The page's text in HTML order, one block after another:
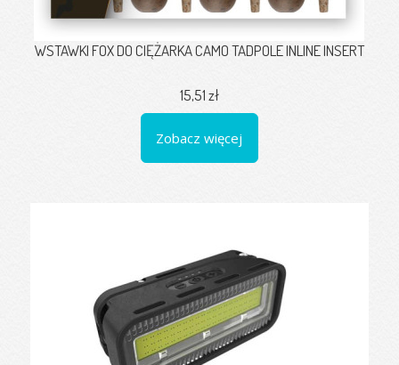
WSTAWKI FOX DO CIĘŻARKA CAMO TADPOLE INLINE INSERT
15,51 zł
Zobacz więcej